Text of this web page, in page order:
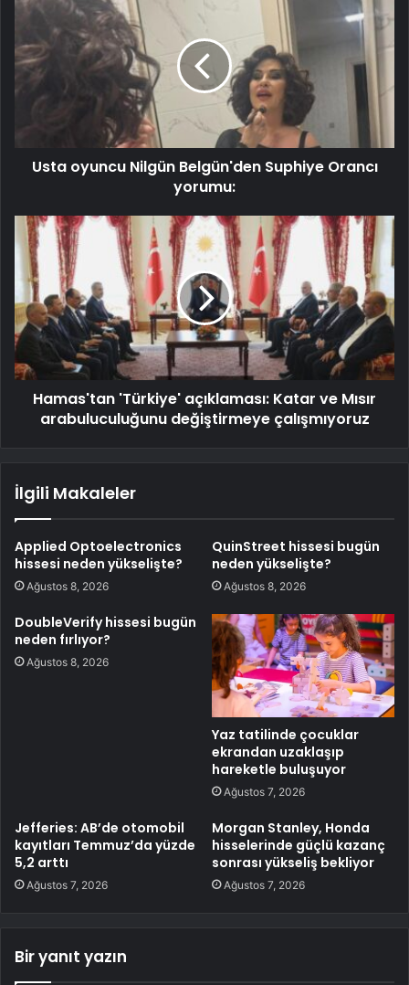
Usta oyuncu Nilgün Belgün'den Suphiye Orancı
yorumu:
Hamas'tan 'Türkiye' açıklaması: Katar ve Mısır
arabuluculuğunu değiştirmeye çalışmıyoruz
İlgili Makaleler
Applied Optoelectronics
hissesi neden yükselişte?
Ağustos 8, 2026
QuinStreet hissesi bugün
neden yükselişte?
Ağustos 8, 2026
DoubleVerify hissesi bugün
neden fırlıyor?
Ağustos 8, 2026
Yaz tatilinde çocuklar
ekrandan uzaklaşıp
hareketle buluşuyor
Ağustos 7, 2026
Jefferies: AB’de otomobil
kayıtları Temmuz’da yüzde
5,2 arttı
Ağustos 7, 2026
Morgan Stanley, Honda
hisselerinde güçlü kazanç
sonrası yükseliş bekliyor
Ağustos 7, 2026
Bir yanıt yazın